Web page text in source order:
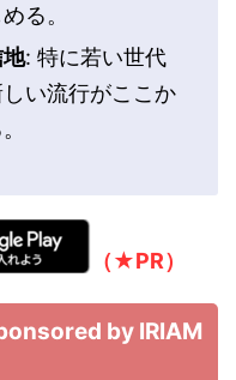
る。
: 特に若い世代
い流行がここか
（★PR）
by IRIAM